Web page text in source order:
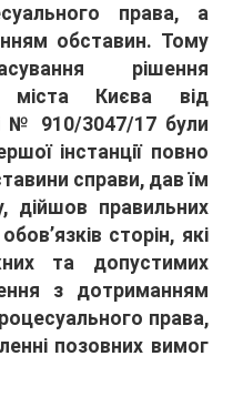
права, а
обставин. Тому
рішення
міста Києва від
№ 910/3047/17 були
інстанції повно
справи, дав їм
дійшов правильних
сторін, які
та допустимих
з дотриманням
права,
позовних вимог